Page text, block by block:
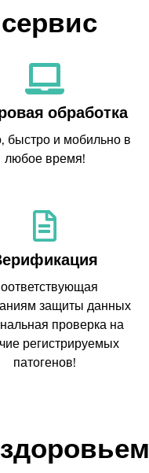
обработка
быстро и мобильно в
любое время!
защиты данных
проверка на
регистрируемых
патогенов!